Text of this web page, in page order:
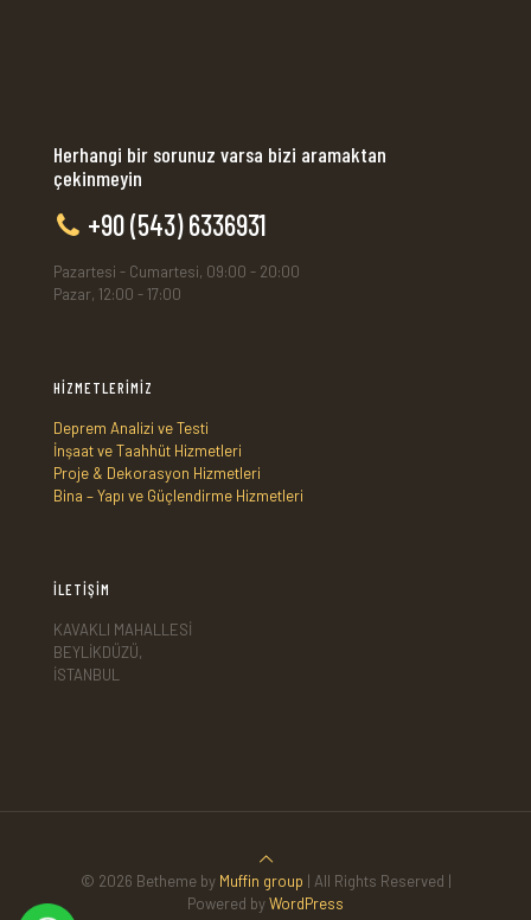
Herhangi bir sorunuz varsa bizi aramaktan
çekinmeyin
+90 (543) 6336931
Pazartesi - Cumartesi, 09:00 - 20:00
Pazar, 12:00 - 17:00
HİZMETLERİMİZ
Deprem Analizi ve Testi
İnşaat ve Taahhüt Hizmetleri
Proje & Dekorasyon Hizmetleri
Bina – Yapı ve Güçlendirme Hizmetleri
İLETİŞİM
KAVAKLI MAHALLESİ
BEYLİKDÜZÜ,
İSTANBUL
© 2026 Betheme by Muffin group | All Rights Reserved |
Powered byWordPress